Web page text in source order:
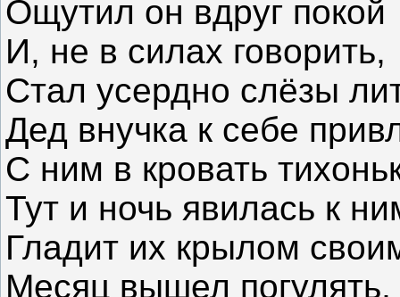
Ощутил он вдруг покой
И, не в силах говорить,
Стал усердно слёзы
Дед внучка к себе
С ним в кровать
Тут и ночь явилась к
Гладит их крылом
Месяц вышел погулять,